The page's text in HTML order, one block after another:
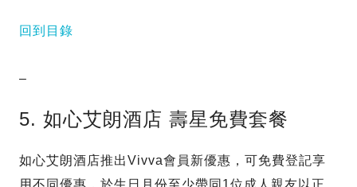
回到目錄
–
5. 如心艾朗酒店 壽星免費套餐
如心艾朗酒店推出Vivva會員新優惠，可免費登記享
用不同優惠，於生日月份至少帶同1位成人親友以正